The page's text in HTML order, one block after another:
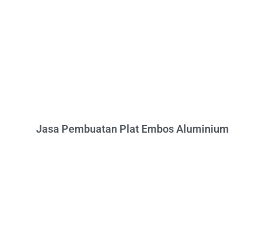
Jasa Pembuatan Plat Embos Aluminium